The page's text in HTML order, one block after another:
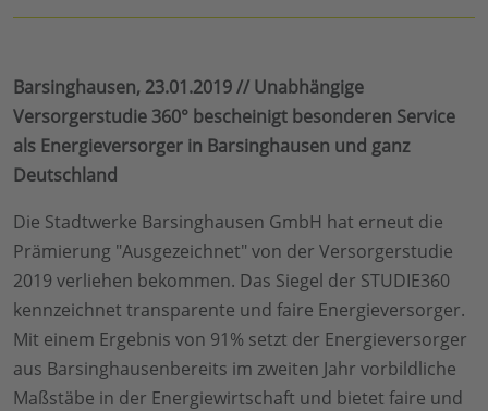
Barsinghausen, 23.01.2019 // Unabhängige
Versorgerstudie 360° bescheinigt besonderen Service
als Energieversorger in Barsinghausen und ganz
Deutschland
Die Stadtwerke Barsinghausen GmbH hat erneut die
Prämierung "Ausgezeichnet" von der Versorgerstudie
2019 verliehen bekommen. Das Siegel der STUDIE360
kennzeichnet transparente und faire Energieversorger.
Mit einem Ergebnis von 91% setzt der Energieversorger
aus Barsinghausenbereits im zweiten Jahr vorbildliche
Maßstäbe in der Energiewirtschaft und bietet faire und